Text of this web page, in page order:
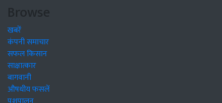
Browse
खबरें
कंपनी समाचार
सफल किसान
साक्षात्कार
बागवानी
औषधीय फसलें